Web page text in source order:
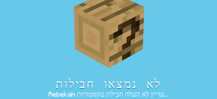
לא נמצאו חבילות